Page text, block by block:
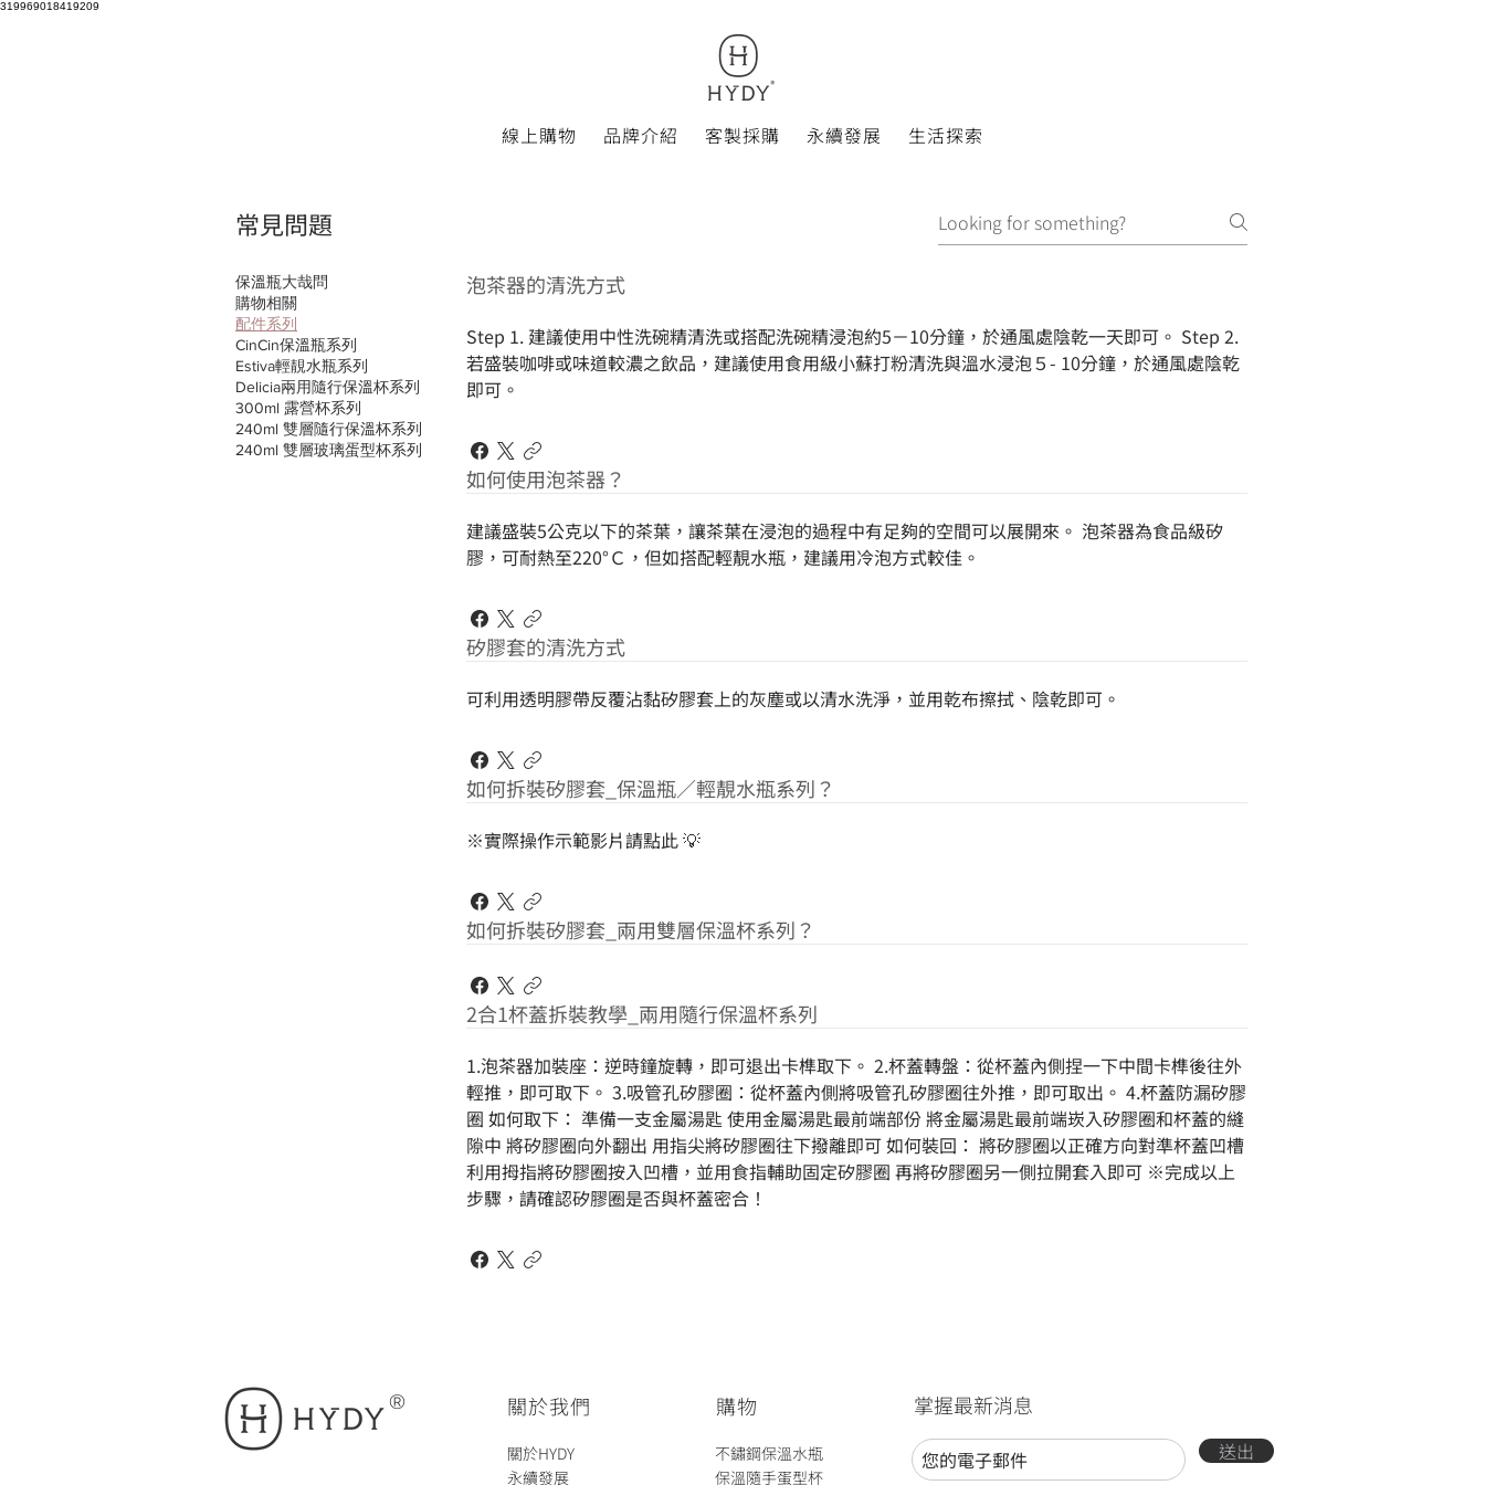
319969018419209
線上購物 品牌介紹 客製採購 永續發展 生活探索
常見問題
保溫瓶大哉問
購物相關
配件系列
CinCin保溫瓶系列
Estiva輕靚水瓶系列
Delicia兩用隨行保溫杯系列
300ml 露營杯系列
240ml 雙層隨行保溫杯系列
240ml 雙層玻璃蛋型杯系列
泡茶器的清洗方式
Step 1. 建議使用中性洗碗精清洗或搭配洗碗精浸泡約5－10分鐘，於通風處陰乾一天即可。 Step 2.
若盛裝咖啡或味道較濃之飲品，建議使用食用級小蘇打粉清洗與溫水浸泡５- 10分鐘，於通風處陰乾
即可。
如何使用泡茶器？
建議盛裝5公克以下的茶葉，讓茶葉在浸泡的過程中有足夠的空間可以展開來。 泡茶器為食品級矽
膠，可耐熱至220°Ｃ，但如搭配輕靚水瓶，建議用冷泡方式較佳。
矽膠套的清洗方式
可利用透明膠帶反覆沾黏矽膠套上的灰塵或以清水洗淨，並用乾布擦拭、陰乾即可。
如何拆裝矽膠套_保溫瓶／輕靚水瓶系列？
※實際操作示範影片請點此 💡
如何拆裝矽膠套_兩用雙層保溫杯系列？
2合1杯蓋拆裝教學_兩用隨行保溫杯系列
1.泡茶器加裝座：逆時鐘旋轉，即可退出卡榫取下。 2.杯蓋轉盤：從杯蓋內側捏一下中間卡榫後往外
輕推，即可取下。 3.吸管孔矽膠圈：從杯蓋內側將吸管孔矽膠圈往外推，即可取出。 4.杯蓋防漏矽膠
圈 如何取下： 準備一支金屬湯匙 使用金屬湯匙最前端部份 將金屬湯匙最前端崁入矽膠圈和杯蓋的縫
隙中 將矽膠圈向外翻出 用指尖將矽膠圈往下撥離即可 如何裝回： 將矽膠圈以正確方向對準杯蓋凹槽
利用拇指將矽膠圈按入凹槽，並用食指輔助固定矽膠圈 再將矽膠圈另一側拉開套入即可 ※完成以上
步驟，請確認矽膠圈是否與杯蓋密合！
® 關於我們
關於HYDY
永續發展
​購物
不鏽鋼保溫水瓶
保溫隨手蛋型杯
掌握最新消息
送出